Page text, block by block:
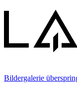
Bildergalerie